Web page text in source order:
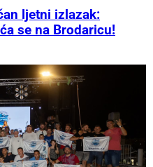
ljetni izlazak:
se na Brodaricu!